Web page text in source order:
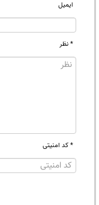
ایمیل
* نظر
* کد امنیتی